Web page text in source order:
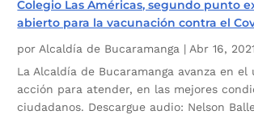
Colegio Las Américas, segundo punto
abierto para la vacunación contra el
porAlcaldía de Bucaramanga |Abr 16, 2021
La Alcaldía de Bucaramanga avanza en
acción para atender, en las mejores
ciudadanos. Descargue audio: Nelson